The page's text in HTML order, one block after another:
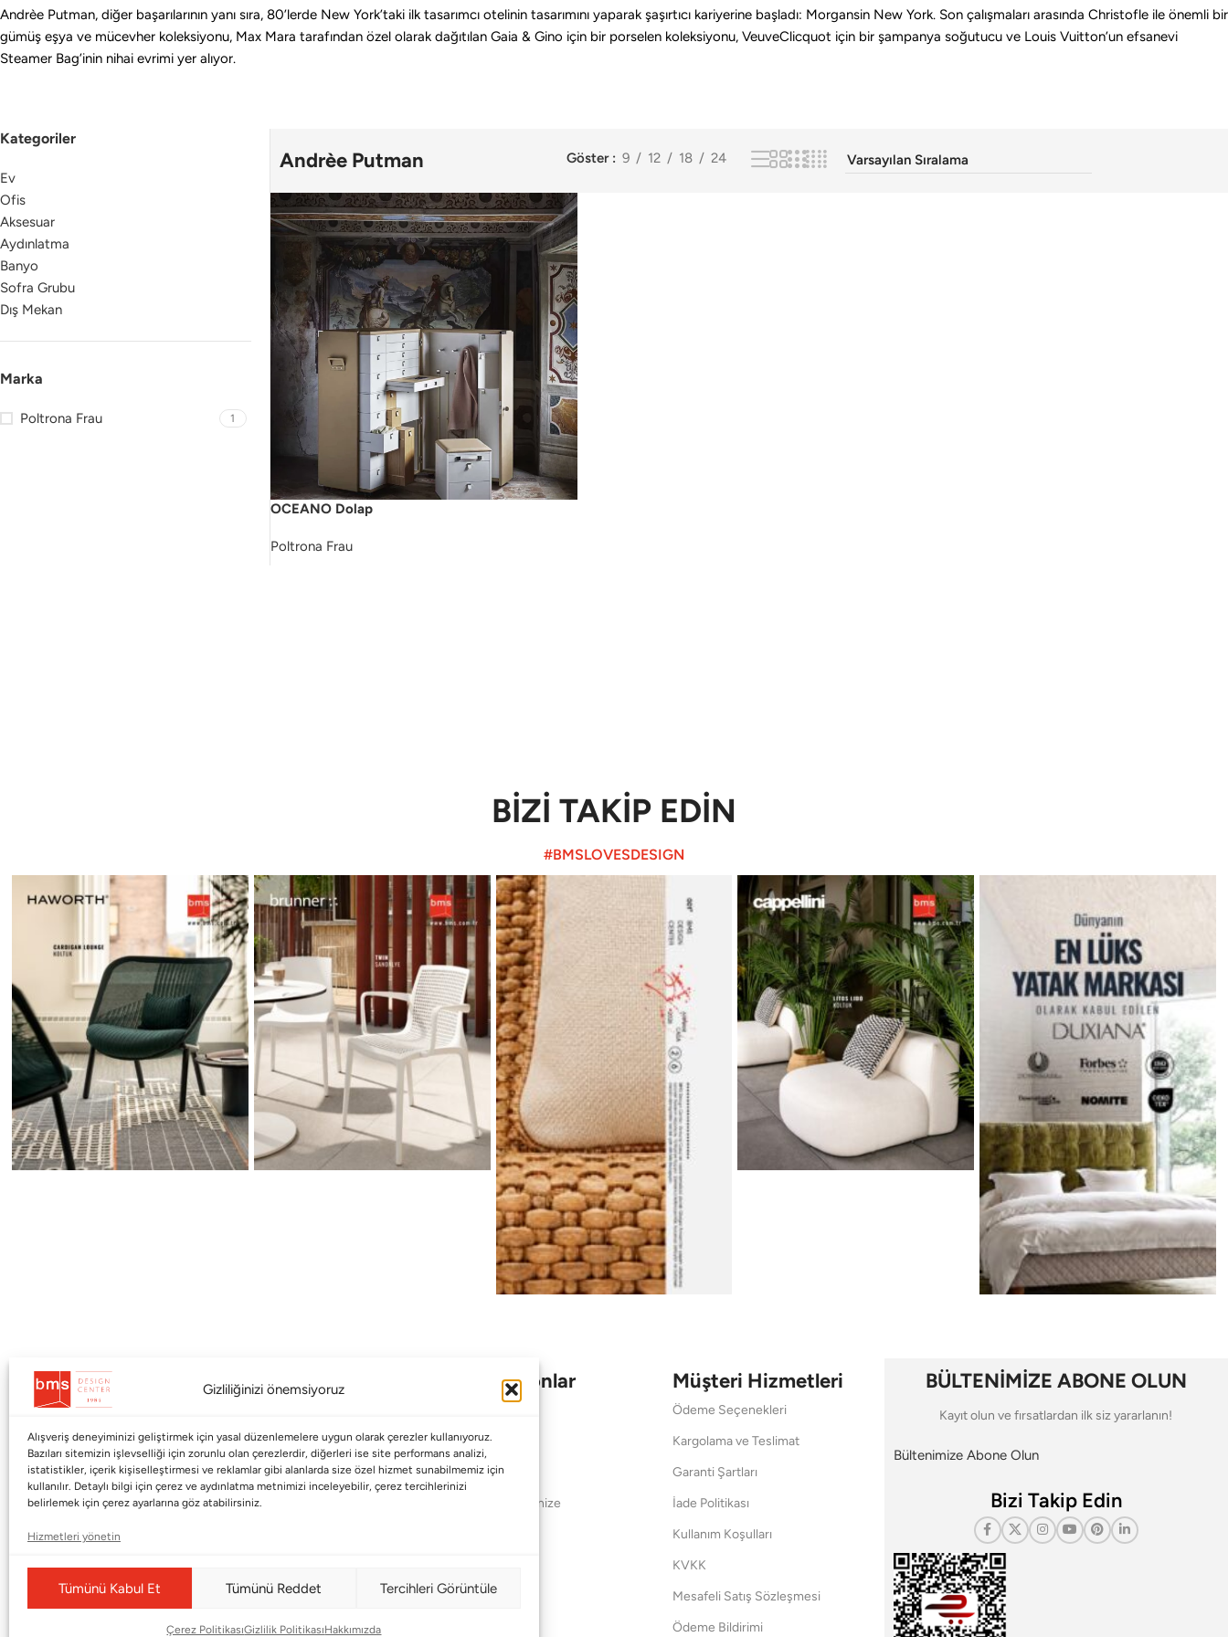
Gizliliğinizi önemsiyoruz
Alışveriş deneyiminizi geliştirmek için yasal düzenlemelere uygun olarak çerezler kullanıyoruz.
Bazıları sitemizin işlevselliği için zorunlu olan çerezlerdir, diğerleri ise site performans analizi,
istatistikler, içerik kişiselleştirmesi ve reklamlar gibi alanlarda size özel hizmet sunabilmemiz için
kullanılır. Detaylı bilgi için çerez ve aydınlatma metnimizi inceleyebilir, çerez tercihlerinizi
belirlemek için çerez ayarlarına göz atabilirsiniz.
Hizmetleri yönetin
Tümünü Kabul Et Tümünü Reddet Tercihleri Görüntüle
Çerez PolitikasıGizlilik PolitikasıHakkımızda
Andrèe Putman, diğer başarılarının yanı sıra, 80’lerde New York’taki ilk tasarımcı otelinin tasarımını yaparak şaşırtıcı kariyerine başladı: Morgansin New York. Son çalışmaları arasında Christofle ile önemli bir
gümüş eşya ve mücevher koleksiyonu, Max Mara tarafından özel olarak dağıtılan Gaia & Gino için bir porselen koleksiyonu, VeuveClicquot için bir şampanya soğutucu ve Louis Vuitton’un efsanevi
Steamer Bag’inin nihai evrimi yer alıyor.
Kategoriler
Ev
Ofis
Aksesuar
Aydınlatma
Banyo
Sofra Grubu
Dış Mekan
Marka
Poltrona Frau 1
Andrèe Putman Göster 9 12 18 24
OCEANO Dolap
Poltrona Frau
BİZİ TAKİP EDİN
#BMSLOVESDESIGN
Kurumsal
Shop
BMS Mag
Kataloglar
Markalar
Blog
Hakkımızda
Markalar
Poltrona Frau
Armani / Casa
Baccarat
Koleksiyonlar
Anneler Günü
Sevgililer Günü
Saraylardan Evinize
Yılbaşı
Müşteri Hizmetleri
Ödeme Seçenekleri
Kargolama ve Teslimat
Garanti Şartları
İade Politikası
Kullanım Koşulları
KVKK
Mesafeli Satış Sözleşmesi
Ödeme Bildirimi
BÜLTENİMİZE ABONE OLUN
Kayıt olun ve fırsatlardan ilk siz yararlanın!
Bültenimize Abone Olun
Bizi Takip Edin